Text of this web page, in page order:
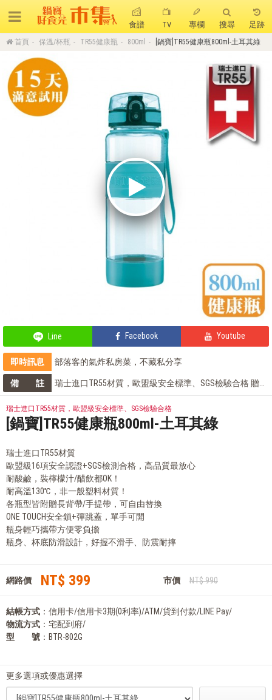
食譜 TV 專欄 搜尋 足跡
首頁 保溫/杯瓶 TR55健康瓶 800ml [鍋寶]TR55健康瓶800ml-土耳其綠
Line Facebook Youtube
即時訊息
部落客的氣炸私房菜，不藏私分享
全站單筆消費滿額現享88折⚡
備 註
瑞士進口TR55材質，歐盟級安全標準、SGS檢驗合格 贈
瑞士進口TR55材質，歐盟級安全標準、SGS檢驗合格
[鍋寶]TR55健康瓶800ml-土耳其綠
瑞士進口TR55材質
歐盟級16項安全認證+SGS檢測合格，高品質最放心
耐酸鹼，裝檸檬汁/醋飲都OK！
耐高溫130℃，非一般塑料材質！
各瓶型皆附贈長背帶/手提帶，可自由替換
ONE TOUCH安全鎖+彈跳蓋，單手可開
瓶身輕巧攜帶方便零負擔
瓶身、杯底防滑設計，好握不滑手、防震耐摔
網路價 NT$ 399 市價 NT$ 990
結帳方式 ：信用卡/信用卡3期(0利率)/ATM/貨到付款/LINE Pay/
物流方式 ：宅配到府/
型 號 ：BTR-802G
更多選項或優惠選擇
熱門搜尋
聚油不沾鍋 全球通吹風機 陶瓷不沾電鍋
可微波保鮮盒 大理石不沾鍋
金鑽不沾鍋